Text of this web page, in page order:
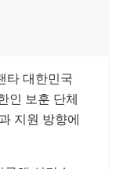
타 대한민국
인 보훈 단체
지원 방향에